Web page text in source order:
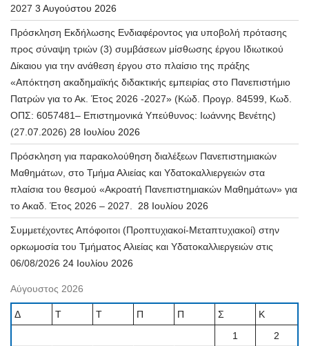
2027 3 Αυγούστου 2026
Πρόσκληση Εκδήλωσης Ενδιαφέροντος για υποβολή πρότασης
προς σύναψη τριών (3) συμβάσεων μίσθωσης έργου Ιδιωτικού
Δίκαιου για την ανάθεση έργου στο πλαίσιο της πράξης
«Απόκτηση ακαδημαϊκής διδακτικής εμπειρίας στο Πανεπιστήμιο
Πατρών για το Ακ. Έτος 2026 -2027» (Κώδ. Προγρ. 84599, Κωδ.
ΟΠΣ: 6057481– Επιστημονικά Υπεύθυνος: Ιωάννης Βενέτης)
(27.07.2026) 28 Ιουλίου 2026
Πρόσκληση για παρακολούθηση διαλέξεων Πανεπιστημιακών
Μαθημάτων, στο Τμήμα Αλιείας και Υδατοκαλλιεργειών στα
πλαίσια του θεσμού «Ακροατή Πανεπιστημιακών Μαθημάτων» για
το Ακαδ. Έτος 2026 – 2027.
28 Ιουλίου 2026
Συμμετέχοντες Απόφοιτοι (Προπτυχιακοί-Μεταπτυχιακοί) στην
ορκωμοσία του Τμήματος Αλιείας και Υδατοκαλλιεργειών στις
06/08/2026 24 Ιουλίου 2026
Αύγουστος 2026
Δ Τ Τ Π Π Σ
Κ
1
2